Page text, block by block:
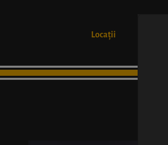
Locații